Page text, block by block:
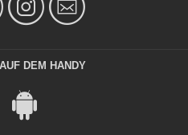
DEM HANDY